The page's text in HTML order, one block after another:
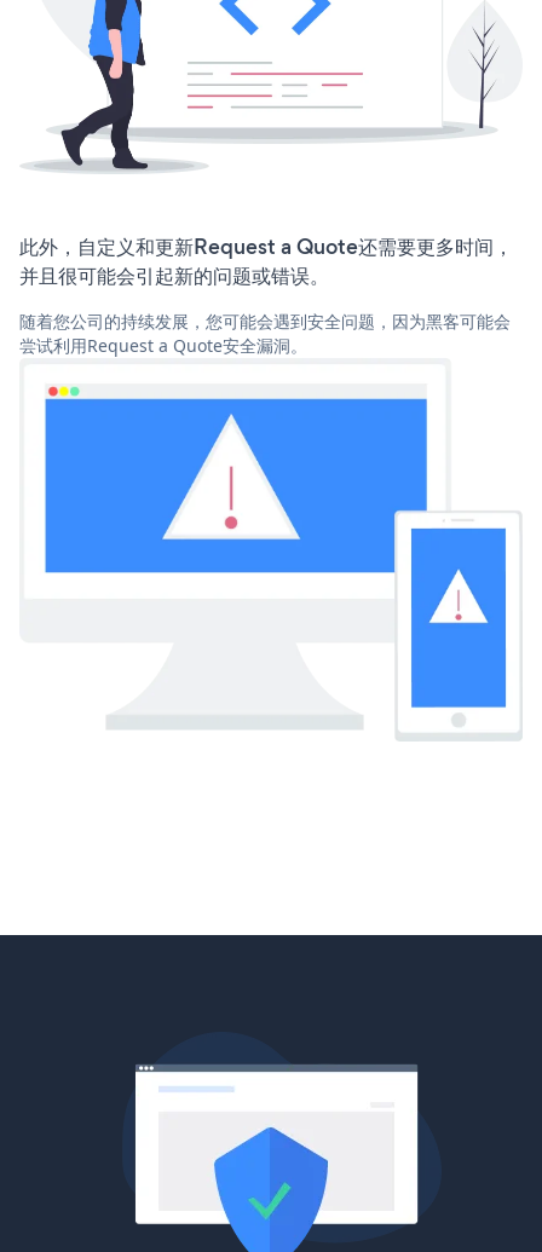
此外，自定义和更新Request a Quote还需要更多时间，
并且很可能会引起新的问题或错误。
随着您公司的持续发展，您可能会遇到安全问题，因为黑客可能会
尝试利用Request a Quote安全漏洞。